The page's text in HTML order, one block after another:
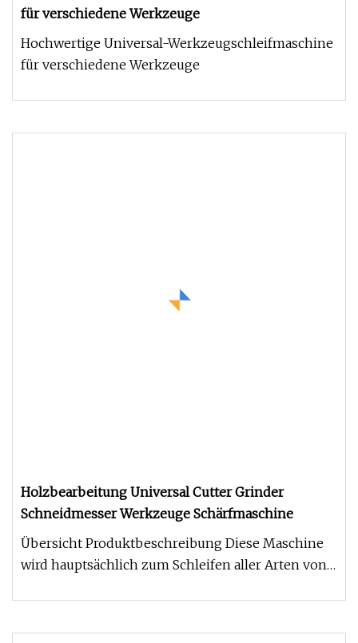
für verschiedene Werkzeuge
Hochwertige Universal-Werkzeugschleifmaschine
für verschiedene Werkzeuge
Holzbearbeitung Universal Cutter Grinder
Schneidmesser Werkzeuge Schärfmaschine
Übersicht Produktbeschreibung Diese Maschine
wird hauptsächlich zum Schleifen aller Arten von